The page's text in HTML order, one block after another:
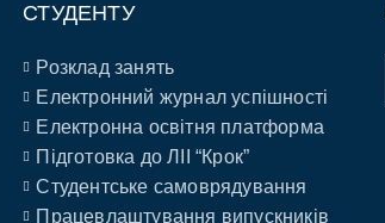
СТУДЕНТУ
Розклад занять
Електронний журнал успішності
Електронна освітня платформа
Підготовка до ЛІІ “Крок”
Студентське самоврядування
Працевлаштування випускників